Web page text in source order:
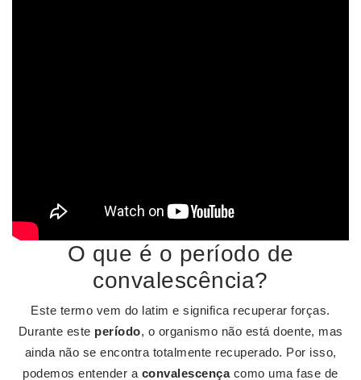
O que é o período de
convalescência?
Este termo vem do latim e significa recuperar forças.
Durante este período, o organismo não está doente, mas
ainda não se encontra totalmente recuperado. Por isso,
podemos entender a convalescençacomo uma fase de